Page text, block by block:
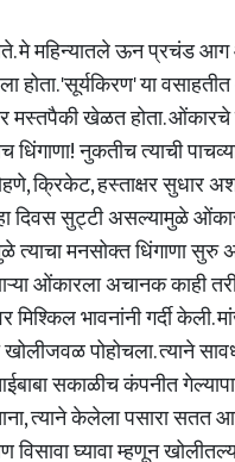
मे महिन्यातले ऊन प्रचंड
होता. 'सूर्यकिरण' या
मस्तपैकी खेळत होता.
नुकतीच त्याची पाचव्या
क्रिकेट, हस्ताक्षर सुधार
दिवस सुट्टी असल्यामुळे
त्याचा मनसोक्त धिंगाणा सुरु
ओंकारला अचानक काही
मिश्किल भावनांनी गर्दी केली.
खोलीजवळ पोहोचला. त्याने
सकाळीच कंपनीत
त्याने केलेला पसारा सतत
घ्यावा म्हणून